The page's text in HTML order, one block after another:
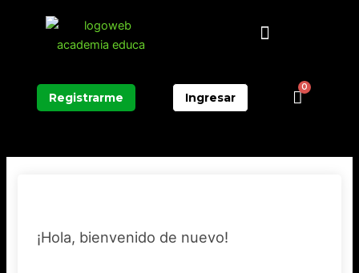
Menú
Registrarme Ingresar
0
¡Hola, bienvenido de nuevo!